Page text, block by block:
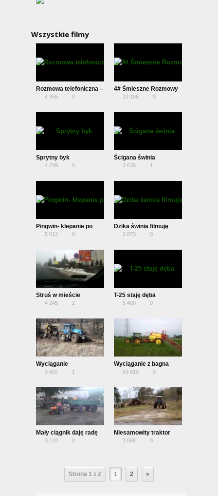
Wszystkie filmy
Rozmowa telefoniczna –
Kupno zetora (Krosin)
4 955 0
4# Śmieszne Rozmowy
Telefoniczne – Rolnik i
13 196 0
Sprytny byk
4 249 0
Ścigana świnia
3 538 1
Pingwin- klepanie po
plecach
5 012 0
Dzika świnia filmuję
innych
2 873 0
Struś w mieście
4 245 2
T-25 staję dęba
5 400 0
Wyciąganie
3 602 1
Wyciąganie z bagna
53 819 0
Mały ciągnik daję radę
3 143 0
Niesamowity traktor
3 068 0
Strona 1 z 2 1 2 »